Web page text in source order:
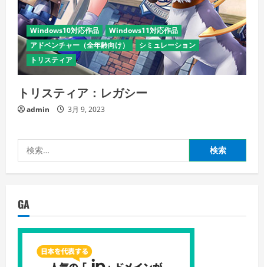
Windows10対応作品
Windows11対応作品
アドベンチャー（全年齢向け）
シミュレーション
トリスティア
トリスティア：レガシー
admin 3月 9, 2023
索:
GA